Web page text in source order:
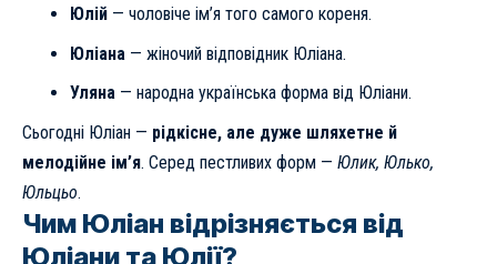
Юлій— чоловіче ім’я того самого кореня.
Юліана — жіночий відповідник Юліана.
Уляна— народна українська форма від Юліани.
Сьогодні Юліан — рідкісне, але дуже шляхетне й
мелодійне ім’я. Серед пестливих форм — Юлик, Юлько,
Юльцьо.
Чим Юліан відрізняється від
Юліани та Юлії?